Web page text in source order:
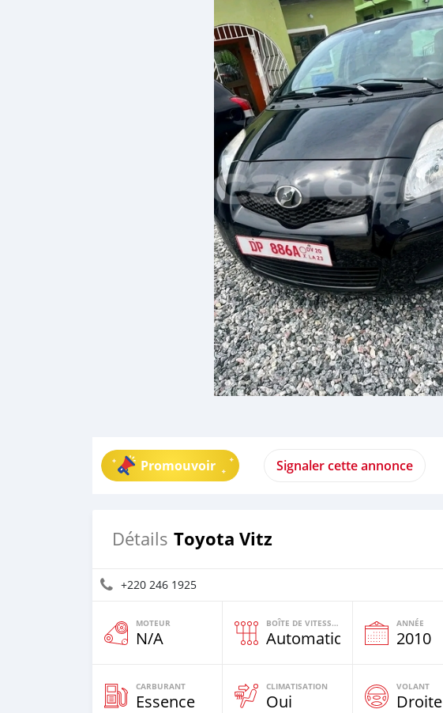
Promouvoir Signaler cette annonce
Détails Toyota Vitz
+220 246 1925
MOTEUR
N/A
BOÎTE DE VITESSES
Automatique
ANNÉE
2010
CARBURANT
Essence
CLIMATISATION
Oui
VOLANT
Droite